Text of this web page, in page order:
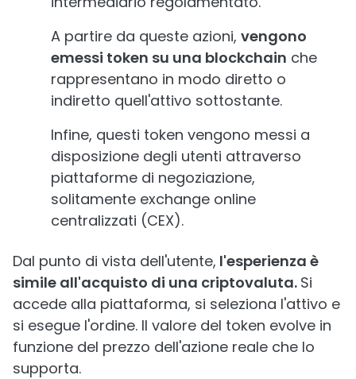
A partire da queste azioni, vengono
emessi token su una blockchain che
rappresentano in modo diretto o
indiretto quell'attivo sottostante.
Infine, questi token vengono messi a
disposizione degli utenti attraverso
piattaforme di negoziazione,
solitamente exchange online
centralizzati (CEX).
Dal punto di vista dell'utente, l'esperienza è
simile all'acquisto di una criptovaluta. Si
accede alla piattaforma, si seleziona l'attivo e
si esegue l'ordine. Il valore del token evolve in
funzione del prezzo dell'azione reale che lo
supporta.